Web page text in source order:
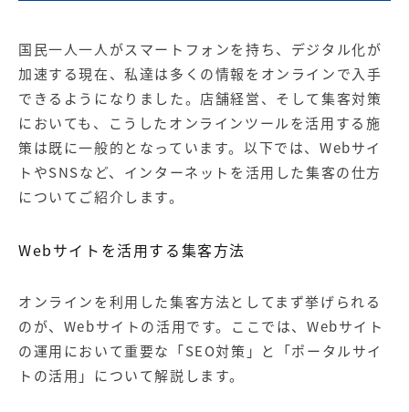
国民一人一人がスマートフォンを持ち、デジタル化が
加速する現在、私達は多くの情報をオンラインで入手
できるようになりました。店舗経営、そして集客対策
においても、こうしたオンラインツールを活用する施
策は既に一般的となっています。以下では、Webサイ
トやSNSなど、インターネットを活用した集客の仕方
についてご紹介します。
Webサイトを活用する集客方法
オンラインを利用した集客方法としてまず挙げられる
のが、Webサイトの活用です。ここでは、Webサイト
の運用において重要な「SEO対策」と「ポータルサイ
トの活用」について解説します。